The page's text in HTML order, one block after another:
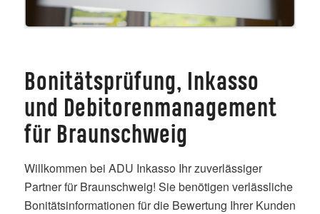
Bonitätsprüfung, Inkasso
und Debitorenmanagement
für Braunschweig
Willkommen bei ADU Inkasso Ihr zuverlässiger
Partner für Braunschweig! Sie benötigen verlässliche
Bonitätsinformationen für die Bewertung Ihrer Kunden